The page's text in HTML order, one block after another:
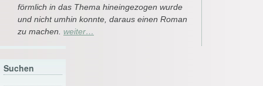
förmlich in das Thema hineingezogen wurde
und nicht umhin konnte, daraus einen Roman
zu machen. weiter…
Suchen